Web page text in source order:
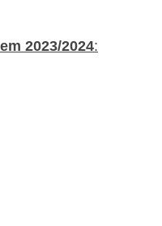
2023/2024: